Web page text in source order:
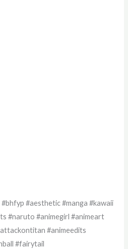
#aesthetic #manga #kawaii
#naruto #animegirl #animeart
#animeedits
#fairytail